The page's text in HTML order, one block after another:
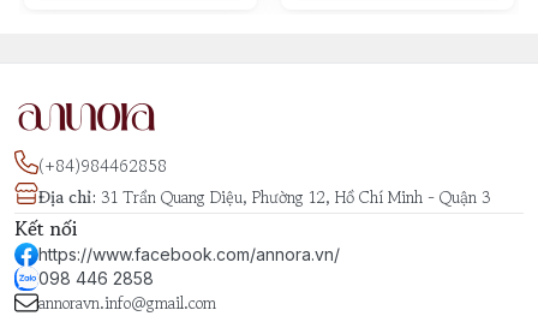
(+84)984462858
Địa chỉ: 31 Trần Quang Diệu, Phường 12, Hồ Chí Minh - Quận 3
Kết nối
https://www.facebook.com/annora.vn/
098 446 2858
annoravn.info@gmail.com